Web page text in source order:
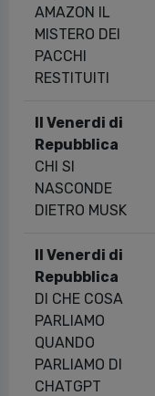
AMAZON IL
MISTERO DEI
PACCHI
RESTITUITI
Il Venerdi di
Repubblica
CHI SI
NASCONDE
DIETRO MUSK
Il Venerdi di
Repubblica
DI CHE COSA
PARLIAMO
QUANDO
PARLIAMO DI
CHATGPT